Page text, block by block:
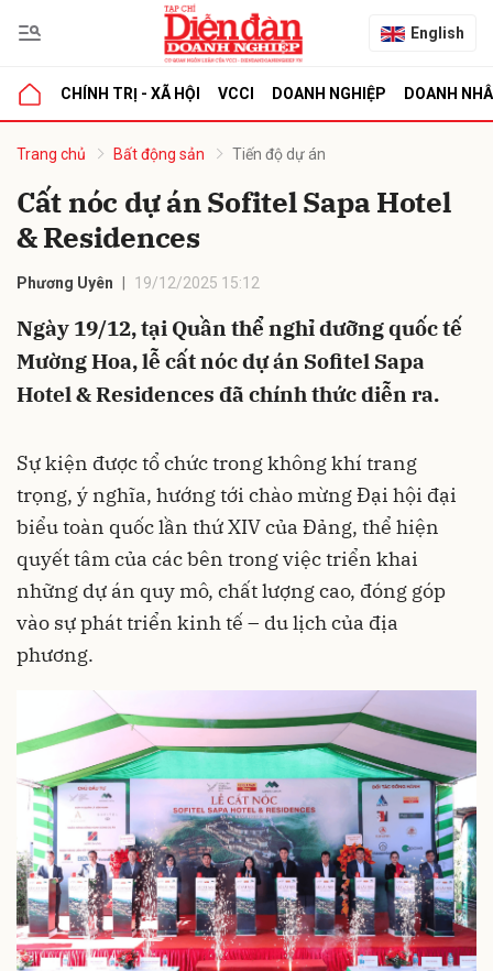
English
CHÍNH TRỊ - XÃ HỘI VCCI DOANH NGHIỆP DOANH
Trang chủ Bất động sản Tiến độ dự án
Cất nóc dự án Sofitel Sapa Hotel
& Residences
Phương Uyên 19/12/2025 15:12
Ngày 19/12, tại Quần thể nghỉ dưỡng quốc tế
Mường Hoa, lễ cất nóc dự án Sofitel Sapa
Hotel & Residences đã chính thức diễn ra.
Sự kiện được tổ chức trong không khí trang
trọng, ý nghĩa, hướng tới chào mừng Đại hội đại
biểu toàn quốc lần thứ XIV của Đảng, thể hiện
quyết tâm của các bên trong việc triển khai
những dự án quy mô, chất lượng cao, đóng góp
vào sự phát triển kinh tế – du lịch của địa
phương.
luận
Hủy